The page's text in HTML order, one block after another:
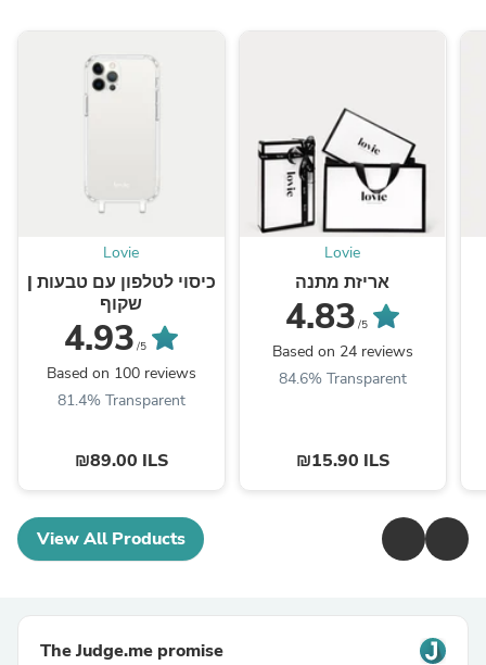
Lovie
כיסוי לטלפון עם טבעות |
שקוף
4.93 /5
Based on 100 reviews
81.4% Transparent
₪89.00 ILS
Lovie
אריזת מתנה
4.83 /5
Based on 24 reviews
84.6% Transparent
₪15.90 ILS
View All Products
The Judge.me promise